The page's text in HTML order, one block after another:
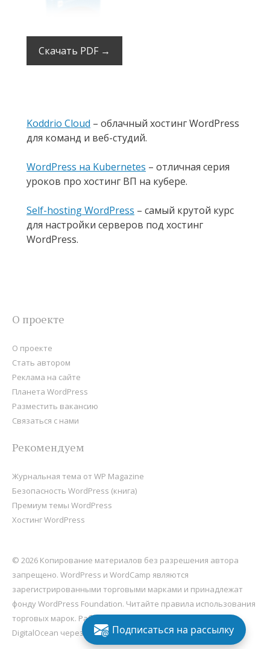
Скачать PDF →
Koddrio Cloud – облачный хостинг WordPress
для команд и веб-студий.
WordPress на Kubernetes – отличная серия
уроков про хостинг ВП на кубере.
Self-hosting WordPress – самый крутой курс
для настройки серверов под хостинг
WordPress.
О проекте
О проекте
Стать автором
Реклама на сайте
Планета WordPress
Разместить вакансию
Связаться с нами
Рекомендуем
Журнальная тема от WP Magazine
Безопасность WordPress (книга)
Премиум темы WordPress
Хостинг WordPress
© 2026 Копирование материалов без разрешения автора
запрещено. WordPress и WordCamp являются
зарегистрированными торговыми марками и принадлежат
фондуWordPress Foundation. Читайте правила использования
торговых марок. Работает наWordPress, хостится на
DigitalOcean через Sail. Подписаться на рассылку